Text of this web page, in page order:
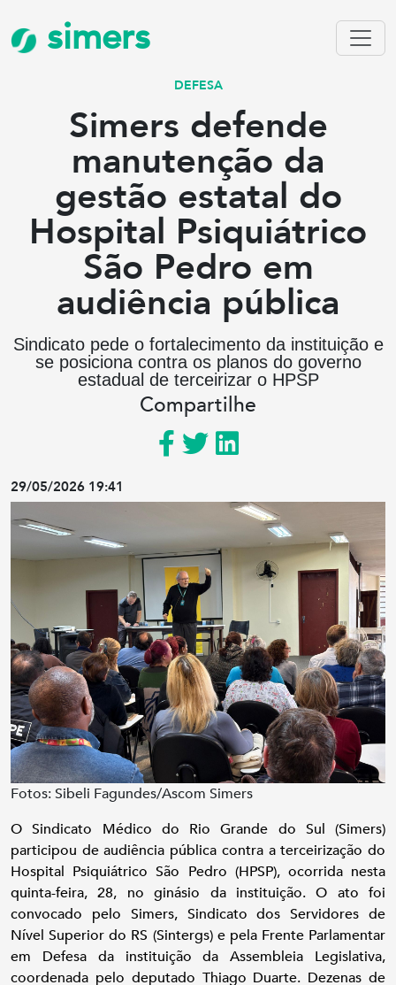
simers
DEFESA
Simers defende
manutenção da
gestão estatal do
Hospital Psiquiátrico
São Pedro em
audiência pública
Sindicato pede o fortalecimento da instituição e
se posiciona contra os planos do governo
estadual de terceirizar o HPSP
Compartilhe
29/05/2026 19:41
Fotos: Sibeli Fagundes/Ascom Simers
O Sindicato Médico do Rio Grande do Sul (Simers)
participou de audiência pública contra a terceirização do
Hospital Psiquiátrico São Pedro (HPSP), ocorrida nesta
quinta-feira, 28, no ginásio da instituição. O ato foi
convocado pelo Simers, Sindicato dos Servidores de
Nível Superior do RS (Sintergs) e pela Frente Parlamentar
em Defesa da instituição da Assembleia Legislativa,
coordenada pelo deputado Thiago Duarte. Dezenas de